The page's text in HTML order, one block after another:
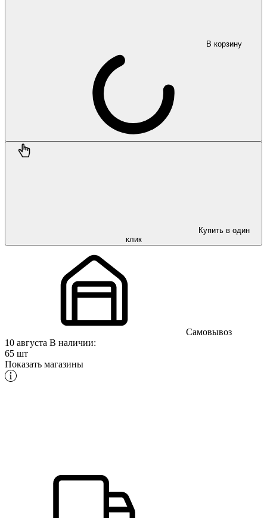
В корзину
Купить в один
клик
Самовывоз
10 августа В наличии:
65 шт
Показать магазины